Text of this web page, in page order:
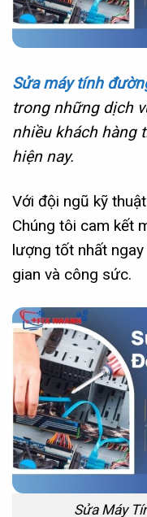
Sửa máy tính
trong những dịch
nhiều khách hàng
hiện nay.
Với đội ngũ kỹ
Chúng tôi cam kết
lượng tốt nhất
gian và công sức.
Sửa Máy